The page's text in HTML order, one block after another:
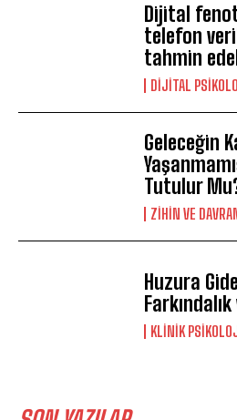
ABONE OL
Gizlilik politikasınıokudum,
Dijital
telefon
tahmin
DIJITAL
Geleceğin
Tutulur
⁠ZIHIN VE
Huzura
KLINIK